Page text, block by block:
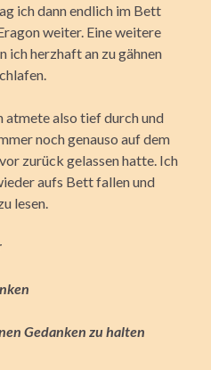
ich dann endlich im Bett
weiter. Eine weitere
ich herzhaft an zu gähnen
atmete also tief durch und
noch genauso auf dem
zurück gelassen hatte. Ich
aufs Bett fallen und
lesen.
Gedanken zu halten